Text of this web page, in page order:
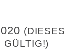
(DIESES
GÜLTIG!)